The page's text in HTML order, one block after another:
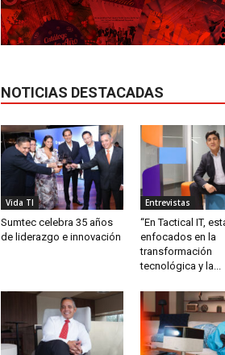
NOTICIAS DESTACADAS
Vida TI
Sumtec celebra 35 años
de liderazgo e innovación
Entrevistas
“En Tactical IT,
enfocados en la
transformación
tecnológica y la...